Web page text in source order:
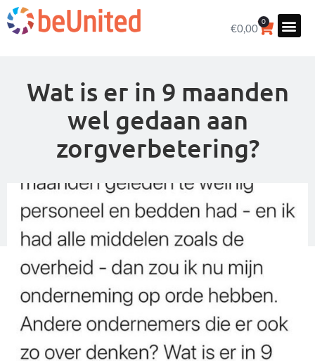
€0,00
0
Wat is er in 9 maanden
wel gedaan aan
zorgverbetering?